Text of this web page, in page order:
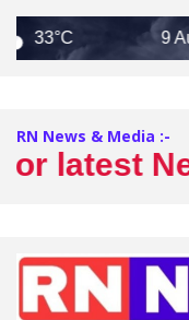
RN News & Media :-
News